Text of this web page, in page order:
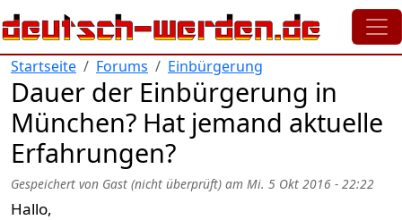
Direkt zum Inhalt
Startseite Forums Einbürgerung
Dauer der Einbürgerung in
München? Hat jemand aktuelle
Erfahrungen?
Gespeichert von Gast (nicht überprüft) am Mi. 5 Okt 2016 - 22:22
Hallo,